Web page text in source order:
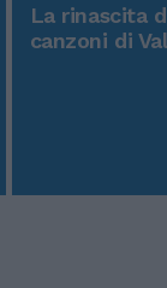
La rinascita
canzoni di